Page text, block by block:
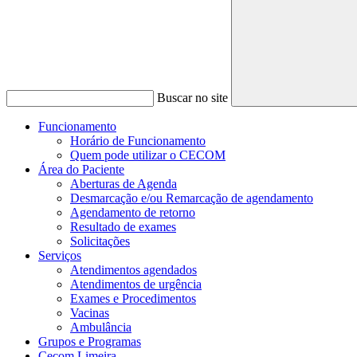
Buscar no site
Funcionamento
Horário de Funcionamento
Quem pode utilizar o CECOM
Área do Paciente
Aberturas de Agenda
Desmarcação e/ou Remarcação de agendamento
Agendamento de retorno
Resultado de exames
Solicitações
Serviços
Atendimentos agendados
Atendimentos de urgência
Exames e Procedimentos
Vacinas
Ambulância
Grupos e Programas